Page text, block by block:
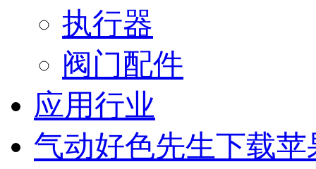
执行器
阀门配件
应用行业
气动好色先生下载